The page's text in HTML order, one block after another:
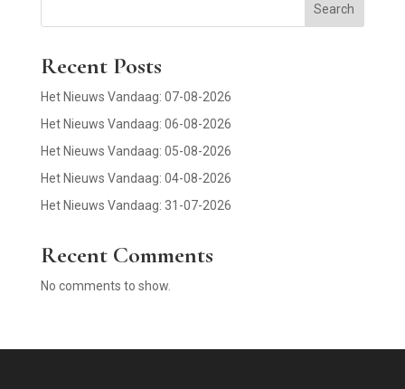
Search
Recent Posts
Het Nieuws Vandaag: 07-08-2026
Het Nieuws Vandaag: 06-08-2026
Het Nieuws Vandaag: 05-08-2026
Het Nieuws Vandaag: 04-08-2026
Het Nieuws Vandaag: 31-07-2026
Recent Comments
No comments to show.